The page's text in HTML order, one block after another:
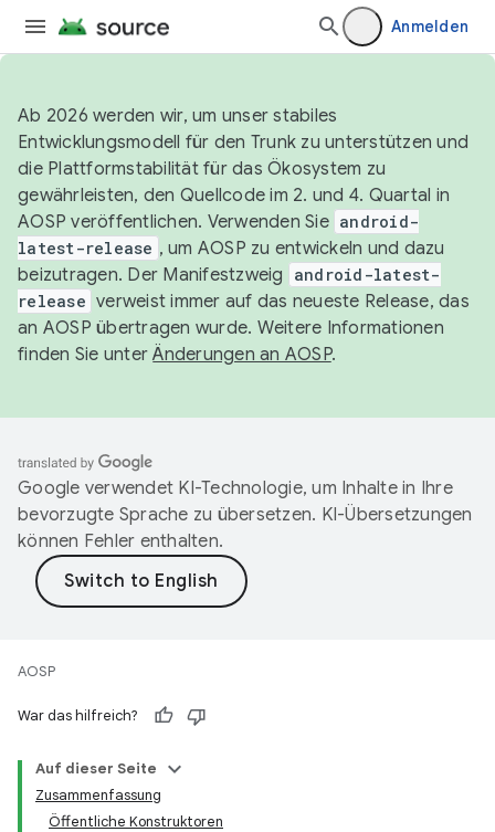
Anmelden
Ab 2026 werden wir, um unser stabiles
Entwicklungsmodell für den Trunk zu unterstützen und
die Plattformstabilität für das Ökosystem zu
gewährleisten, den Quellcode im 2. und 4. Quartal in
AOSP veröffentlichen. Verwenden Sie android-
latest-release , um AOSP zu entwickeln und dazu
beizutragen. Der Manifestzweig
android-latest-
release verweist immer auf das neueste Release, das
an AOSP übertragen wurde. Weitere Informationen
finden Sie unterÄnderungen an AOSP.
Google verwendet KI-Technologie, um Inhalte in Ihre
bevorzugte Sprache zu übersetzen. KI-Übersetzungen
können Fehler enthalten.
AOSP
War das hilfreich?
Auf dieser Seite
Zusammenfassung
Öffentliche Konstruktoren